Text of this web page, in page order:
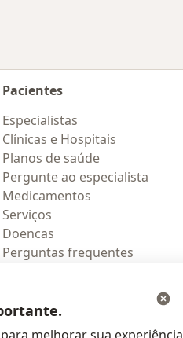
Pacientes
Especialistas
Clínicas e Hospitais
Planos de saúde
Pergunte ao especialista
Medicamentos
Serviços
Doencas
Perguntas frequentes